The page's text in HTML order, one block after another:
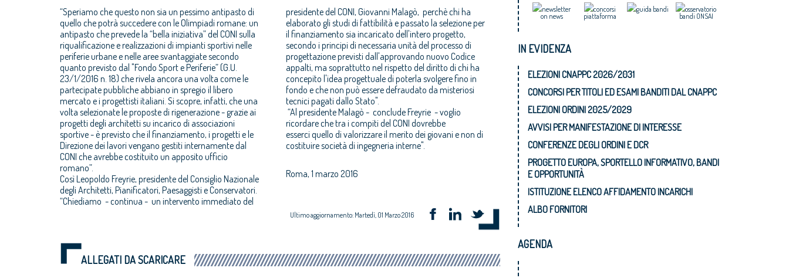
“Speriamo che questo non sia un pessimo antipasto di
quello che potrà succedere con le Olimpiadi romane: un
antipasto che prevede la “bella iniziativa” del CONI sulla
riqualificazione e realizzazioni di impianti sportivi nelle
periferie urbane e nelle aree svantaggiate secondo
quanto previsto dal "Fondo Sport e Periferie” (G.U.
23/1/2016 n. 18) che rivela ancora una volta come le
partecipate pubbliche abbiano in spregio il libero
mercato e i progettisti italiani. Si scopre, infatti, che una
volta selezionate le proposte di rigenerazione - grazie ai
progetti degli architetti su incarico di associazioni
sportive - è previsto che il finanziamento, i progetti e le
Direzione dei lavori vengano gestiti internamente dal
CONI che avrebbe costituito un apposito ufficio
romano”.
Così Leopoldo Freyrie, presidente del Consiglio Nazionale
degli Architetti, Pianificatori, Paesaggisti e Conservatori.
“Chiediamo - continua - un intervento immediato del
presidente del CONI, Giovanni Malagò, perchè chi ha
elaborato gli studi di fattibilità e passato la selezione per
il finanziamento sia incaricato dell'intero progetto,
secondo i principi di necessaria unità del processo di
progettazione previsti dall'approvando nuovo Codice
appalti, ma soprattutto nel rispetto del diritto di chi ha
concepito l'idea progettuale di poterla svolgere fino in
fondo e che non può essere defraudato da misteriosi
tecnici pagati dallo Stato".
“Al presidente Malagò - conclude Freyrie - voglio
ricordare che tra i compiti del CONI dovrebbe
esserci quello di valorizzare il merito dei giovani e non di
costituire società di ingegneria interne".
Roma, 1 marzo 2016
Ultimo aggiornamento: Martedì, 01 Marzo 2016
ALLEGATI DA SCARICARE
newsletter
on news
concorsi
piattaforma
guida bandi
osservatorio
bandi ONSAI
IN EVIDENZA
ELEZIONI CNAPPC 2026/2031
CONCORSI PER TITOLI ED ESAMI BANDITI DAL CNAPPC
ELEZIONI ORDINI 2025/2029
AVVISI PER MANIFESTAZIONE DI INTERESSE
CONFERENZE DEGLI ORDINI E DCR
PROGETTO EUROPA, SPORTELLO INFORMATIVO, BANDI
E OPPORTUNITÀ
ISTITUZIONE ELENCO AFFIDAMENTO INCARICHI
ALBO FORNITORI
AGENDA